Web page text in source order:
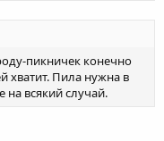
пикничек конечно
хватит. Пила нужна в
на всякий случай.